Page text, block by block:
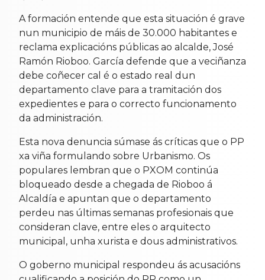
A formación entende que esta situación é grave
nun municipio de máis de 30.000 habitantes e
reclama explicacións públicas ao alcalde, José
Ramón Rioboo. García defende que a veciñanza
debe coñecer cal é o estado real dun
departamento clave para a tramitación dos
expedientes e para o correcto funcionamento
da administración.
Esta nova denuncia súmase ás críticas que o PP
xa viña formulando sobre Urbanismo. Os
populares lembran que o PXOM continúa
bloqueado desde a chegada de Rioboo á
Alcaldía e apuntan que o departamento
perdeu nas últimas semanas profesionais que
consideran clave, entre eles o arquitecto
municipal, unha xurista e dous administrativos.
O goberno municipal respondeu ás acusacións